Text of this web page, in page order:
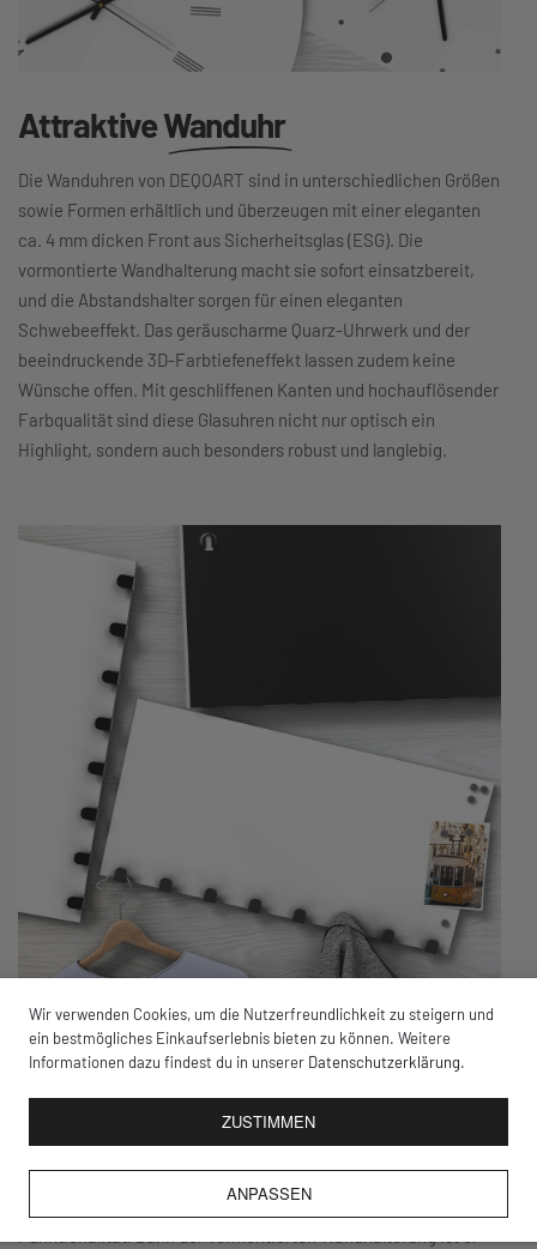
AttraktiveWanduhr
Die Wanduhren von DEQOART sind in unterschiedlichen Größen
sowie Formen erhältlich und überzeugen mit einer eleganten
ca. 4 mm dicken Front aus Sicherheitsglas (ESG). Die
vormontierte Wandhalterung macht sie sofort einsatzbereit,
und die Abstandshalter sorgen für einen eleganten
Schwebeeffekt. Das geräuscharme Quarz-Uhrwerk und der
beeindruckende 3D-Farbtiefeneffekt lassen zudem keine
Wünsche offen. Mit geschliffenen Kanten und hochauflösender
Farbqualität sind diese Glasuhren nicht nur optisch ein
Highlight, sondern auch besonders robust und langlebig.
AusgefallenerKleiderhaken
Die DEQOART Kleiderhaken sind 60×30 cm groß und bestechen
mit einer 4 mm dicken Sicherheitsglas-Front, welche sowohl
magnetisch als auch beschreibbar ist. Mit acht stabil
verschweißten Haken bietet dir die Garderobe praktische
Wir verwenden Cookies, um die Nutzerfreundlichkeit zu steigern und
ein bestmögliches Einkaufserlebnis bieten zu können. Weitere
Informationen dazu findest du in unserer Datenschutzerklärung.
ZUSTIMMEN
ANPASSEN